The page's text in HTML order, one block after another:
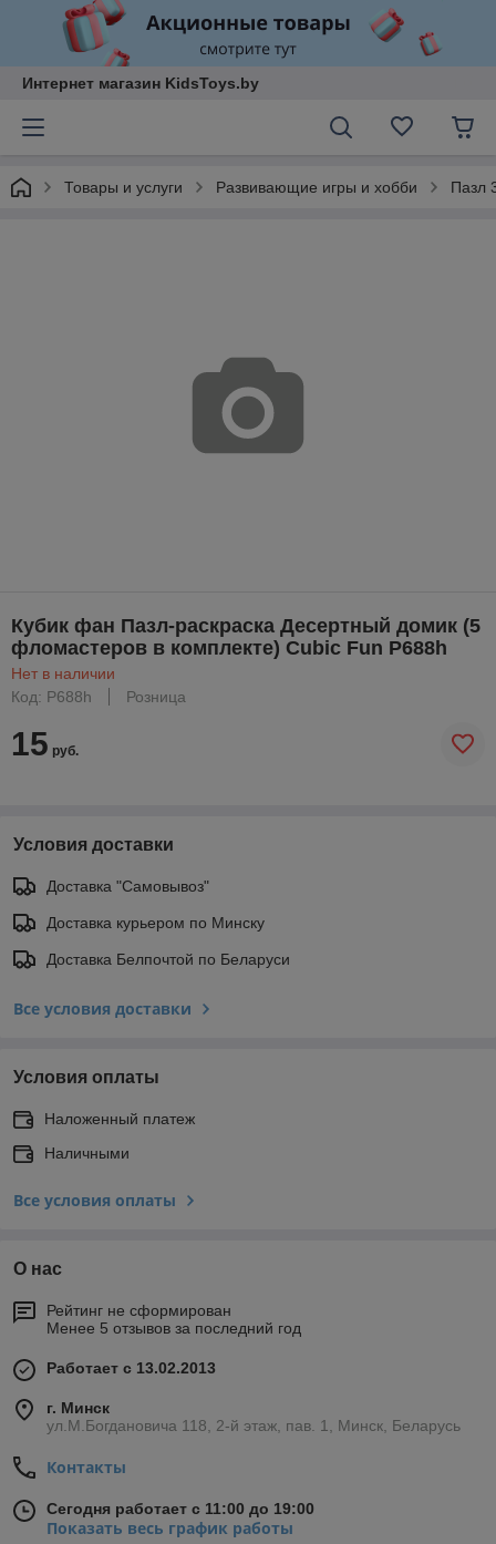
Интернет магазин KidsToys.by
Товары и услуги Развивающие игры и хобби Пазл
Кубик фан Пазл-раскраска Десертный домик (5
фломастеров в комплекте) Cubic Fun P688h
Нет в наличии
Код: P688h
Розница
15 руб.
Условия доставки
Доставка "Самовывоз"
Доставка курьером по Минску
Доставка Белпочтой по Беларуси
Все условия доставки
Условия оплаты
Наложенный платеж
Наличными
Все условия оплаты
О нас
Рейтинг не сформирован
Менее 5 отзывов за последний год
Работает с 13.02.2013
г. Минск
ул.М.Богдановича 118, 2-й этаж, пав. 1, Минск, Беларусь
Контакты
Сегодня работает с 11:00 до 19:00
Показать весь график работы